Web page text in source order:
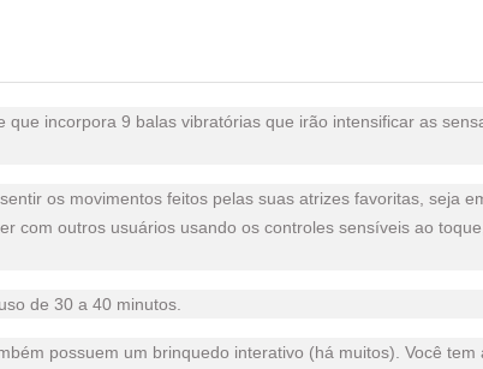
incorpora 9 balas vibratórias que irão intensificar as
os movimentos feitos pelas suas atrizes favoritas, seja
outros usuários usando os controles sensíveis ao
de 30 a 40 minutos.
possuem um brinquedo interativo (há muitos). Você